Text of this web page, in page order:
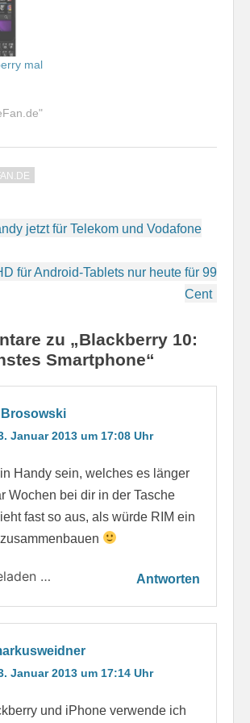
mal
jetzt für Telekom und Vodafone
für Android-Tablets nur heute für 99
Cent
zu „Blackberry 10:
Smartphone“
Januar 2013 um 17:08 Uhr
Handy sein, welches es länger
Wochen bei dir in der Tasche
fast so aus, als würde RIM ein
… Antworten
Januar 2013 um 17:14 Uhr
und iPhone verwende ich